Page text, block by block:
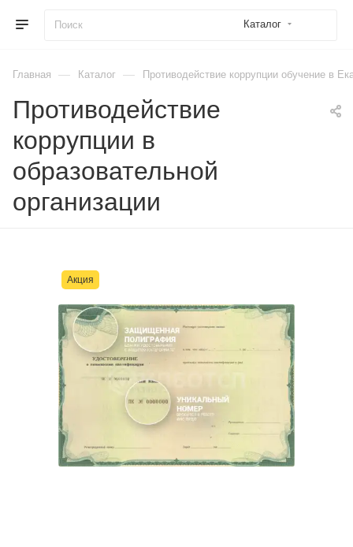
Каталог
Главная — Каталог — Противодействие коррупции обучение в
Противодействие
коррупции в
образовательной
организации
Акция